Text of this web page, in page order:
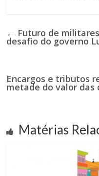
← Futuro de
desafio do governo
Encargos e tributos
metade do valor das
Matérias